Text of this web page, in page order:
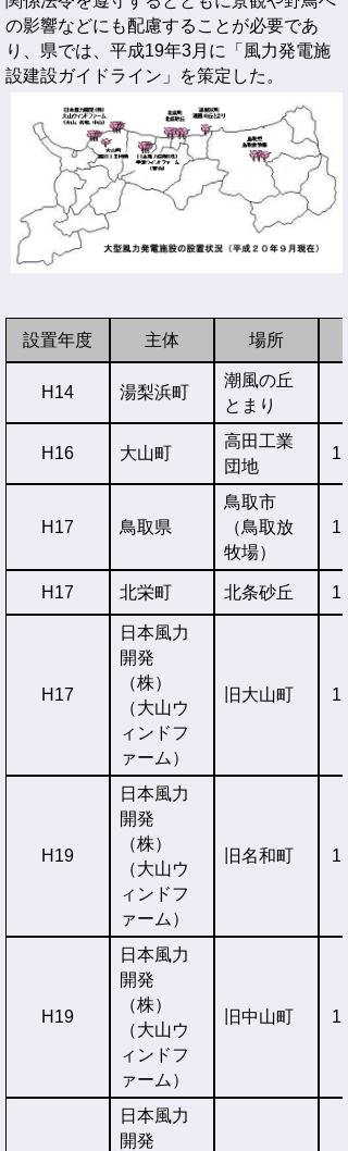
の影響などにも配慮することが必要であ
り、県では、平成19年3月に「風力発電施
設建設ガイドライン」を策定した。
設置年度 主体 場所
H14 湯梨浜町
潮風の丘
とまり
H16 大山町
高田工業
団地
H17 鳥取県
鳥取市
（鳥取放
牧場）
H17 北栄町 北条砂丘
H17
日本風力
開発
（株）
（大山ウ
ィンドフ
ァーム）
旧大山町
H19
日本風力
開発
（株）
（大山ウ
ィンドフ
ァーム）
旧名和町
H19
日本風力
開発
（株）
（大山ウ
ィンドフ
ァーム）
旧中山町
日本風力
開発